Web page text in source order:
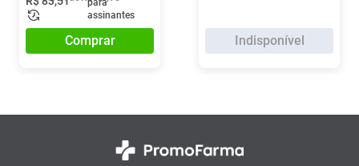
para
assinantes
Comprar Indisponível